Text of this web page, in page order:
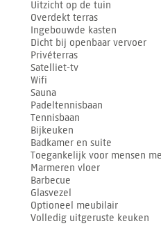
Uitzicht op de tuin
Overdekt terras
Ingebouwde kasten
Dicht bij openbaar vervoer
Privéterras
Satelliet-tv
Wifi
Sauna
Padeltennisbaan
Tennisbaan
Bijkeuken
Badkamer en suite
Toegankelijk voor mensen
Marmeren vloer
Barbecue
Glasvezel
Optioneel meubilair
Volledig uitgeruste keuken